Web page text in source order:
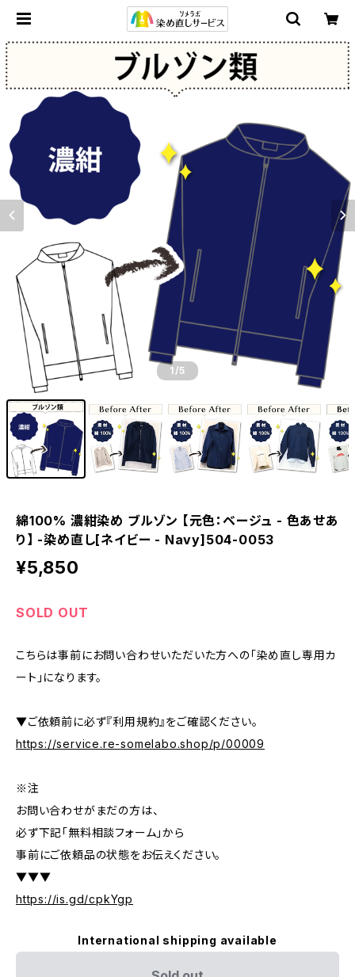
1 /5
綿100% 濃紺染め ブルゾン 【元色：ベージュ - 色あせあ
り】 -染め直し[ネイビー - Navy]504-0053
¥5,850
SOLD OUT
こちらは事前にお問い合わせいただいた方への「染め直し専用カ
ート」になります。
▼ご依頼前に必ず『利用規約』をご確認ください。
https://service.re-somelabo.shop/p/00009
※注
お問い合わせがまだの方は、
必ず下記「無料相談フォーム」から
事前にご依頼品の状態をお伝えください。
▼▼▼
https://is.gd/cpkYgp
International shipping available